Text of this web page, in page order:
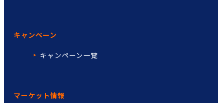
キャンペーン
キャンペーン一覧
マーケット情報